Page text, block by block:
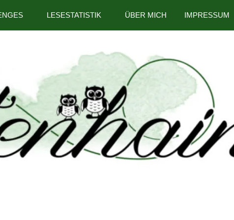
LESESTATISTIK ÜBER MICH IMPRESSUM